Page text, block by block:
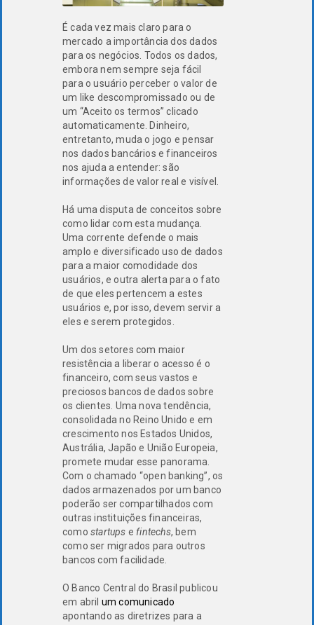
É cada vez mais claro para o
mercado a importância dos dados
para os negócios. Todos os dados,
embora nem sempre seja fácil
para o usuário perceber o valor de
um like descompromissado ou de
um “Aceito os termos” clicado
automaticamente. Dinheiro,
entretanto, muda o jogo e pensar
nos dados bancários e financeiros
nos ajuda a entender: são
informações de valor real e visível.
Há uma disputa de conceitos sobre
como lidar com esta mudança.
Uma corrente defende o mais
amplo e diversificado uso de dados
para a maior comodidade dos
usuários, e outra alerta para o fato
de que eles pertencem a estes
usuários e, por isso, devem servir a
eles e serem protegidos.
Um dos setores com maior
resistência a liberar o acesso é o
financeiro, com seus vastos e
preciosos bancos de dados sobre
os clientes. Uma nova tendência,
consolidada no Reino Unido e em
crescimento nos Estados Unidos,
Austrália, Japão e União Europeia,
promete mudar esse panorama.
Com o chamado “open banking”, os
dados armazenados por um banco
poderão ser compartilhados com
outras instituições financeiras,
como startups e fintechs, bem
como ser migrados para outros
bancos com facilidade.
O Banco Central do Brasil publicou
em abril umcomunicado
apontando as diretrizes para a